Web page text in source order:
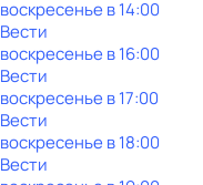
воскресенье в14:00
Вести
воскресенье в16:00
Вести
воскресенье в17:00
Вести
воскресенье в18:00
Вести